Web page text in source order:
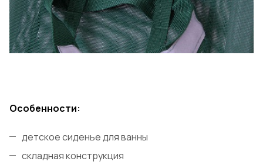
Особенности:
детское сиденье для ванны
складная конструкция